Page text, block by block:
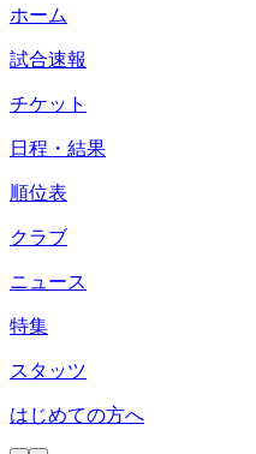
ホーム
試合速報
チケット
日程・結果
順位表
クラブ
ニュース
特集
スタッツ
はじめての方へ